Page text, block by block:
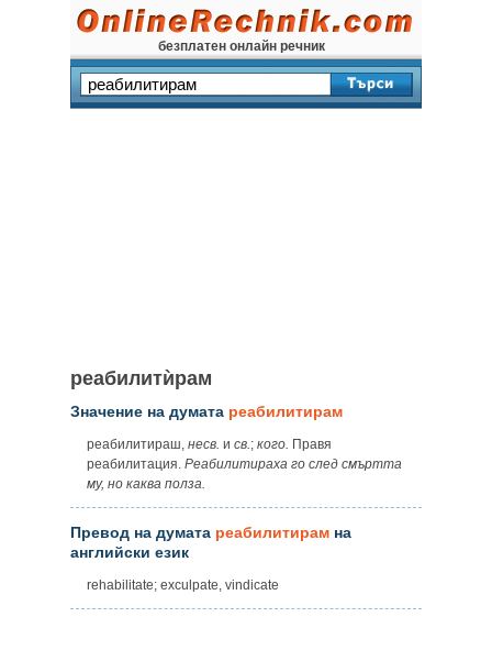
безплатен онлайн речник
реабилитѝрам
Значение на думата реабилитирам
реабилитираш, несв. и св.; кого. Правя
реабилитация. Реабилитираха го след смъртта
му, но каква полза.
Превод на думата реабилитирам на
английски език
rehabilitate; exculpate, vindicate